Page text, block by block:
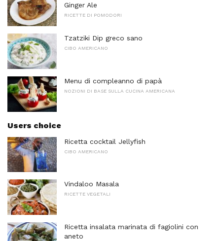
Ginger Ale
RICETTE DI POMODORI
Tzatziki Dip greco sano
CIBO AMERICANO
Menu di compleanno di papà
NOZIONI DI BASE SULLA CUCINA AMERICANA
Users choice
Ricetta cocktail Jellyfish
CIBO AMERICANO
Vindaloo Masala
RICETTE VEGETALI
Ricetta insalata marinata di fagiolini con
aneto